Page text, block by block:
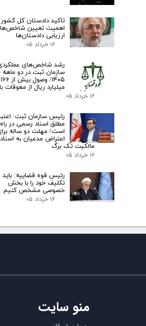
تاکید دادستان کل کشور
اهمیت تعیین
ارزیابی دادستان‌ها
۱۶ خرداد ۰۵
رشد شاخص‌های
سازمان ثبت در دو
میلیارد ریال از معوقات
۱۶ خرداد ۰۵
رئیس سازمان ثبت:
مطلق اسناد رسمی در راه
است/ مهلت دو ساله
اعتراض مدعیان به اسناد
مالکیت تک برگ
۱۶ خرداد ۰۵
رئیس قوه قضاییه: باید
تکلیف خود را با بخش
خصوصی مشخص کنیم
۱۶ خرداد ۰۵
منو سایت